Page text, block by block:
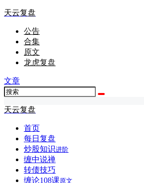
天云复盘
公告
合集
原文
龙虎复盘
文章
天云复盘
首页
每日复盘
炒股知识进阶
缠中说禅
转债技巧
缠论108课原文